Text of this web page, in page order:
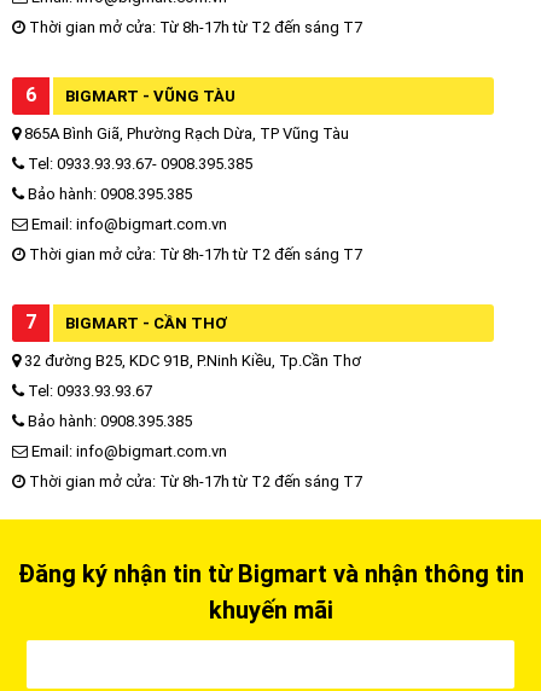
Thời gian mở cửa: Từ 8h-17h từ T2 đến sáng T7
6 BIGMART - VŨNG TÀU
865A Bình Giã, Phường Rạch Dừa, TP Vũng Tàu
Tel: 0933.93.93.67- 0908.395.385
Bảo hành: 0908.395.385
Email: info@bigmart.com.vn
Thời gian mở cửa: Từ 8h-17h từ T2 đến sáng T7
7 BIGMART - CẦN THƠ
32 đường B25, KDC 91B, P.Ninh Kiều, Tp.Cần Thơ
Tel: 0933.93.93.67
Bảo hành: 0908.395.385
Email: info@bigmart.com.vn
Thời gian mở cửa: Từ 8h-17h từ T2 đến sáng T7
Đăng ký nhận tin từ Bigmart và nhận thông tin
khuyến mãi